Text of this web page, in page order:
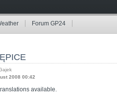
Forum GP24
2008 00:42
available.